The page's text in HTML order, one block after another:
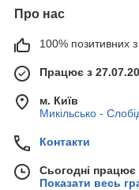
Про нас
100% позитивних з
Працює з
м. Київ
Микільсько -
Контакти
Сьогодні працює
Показати весь